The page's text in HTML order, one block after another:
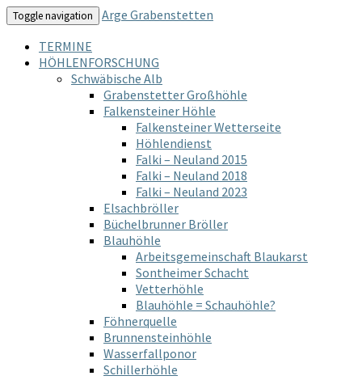
Toggle navigation
Arge Grabenstetten
TERMINE
HÖHLENFORSCHUNG
Schwäbische Alb
Grabenstetter Großhöhle
Falkensteiner Höhle
Falkensteiner Wetterseite
Höhlendienst
Falki – Neuland 2015
Falki – Neuland 2018
Falki – Neuland 2023
Elsachbröller
Büchelbrunner Bröller
Blauhöhle
Arbeitsgemeinschaft Blaukarst
Sontheimer Schacht
Vetterhöhle
Blauhöhle = Schauhöhle?
Föhnerquelle
Brunnensteinhöhle
Wasserfallponor
Schillerhöhle